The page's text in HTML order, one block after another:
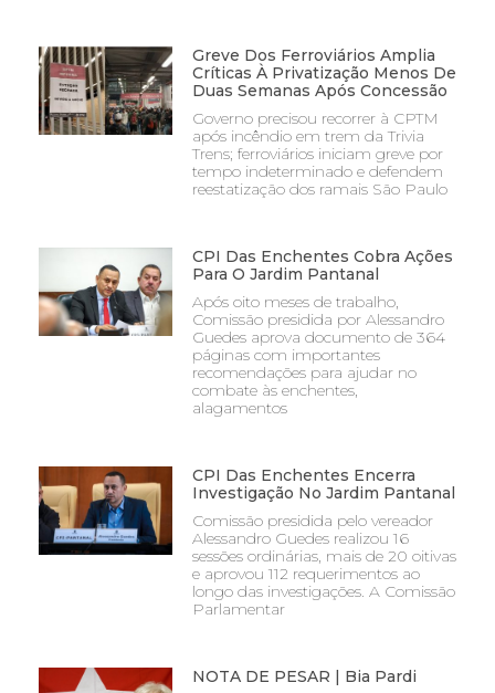
Greve Dos Ferroviários Amplia
Críticas À Privatização Menos De
Duas Semanas Após Concessão
Governo precisou recorrer à CPTM
após incêndio em trem da Trivia
Trens; ferroviários iniciam greve por
tempo indeterminado e defendem
reestatização dos ramais São Paulo
CPI Das Enchentes Cobra Ações
Para O Jardim Pantanal
Após oito meses de trabalho,
Comissão presidida por Alessandro
Guedes aprova documento de 364
páginas com importantes
recomendações para ajudar no
combate às enchentes,
alagamentos
CPI Das Enchentes Encerra
Investigação No Jardim Pantanal
Comissão presidida pelo vereador
Alessandro Guedes realizou 16
sessões ordinárias, mais de 20 oitivas
e aprovou 112 requerimentos ao
longo das investigações. A Comissão
Parlamentar
NOTA DE PESAR | Bia Pardi